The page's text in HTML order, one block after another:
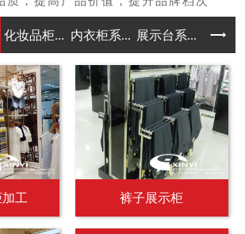
化妆品柜... 内衣柜系... 展示台系... 中岛
工 裤子展示柜